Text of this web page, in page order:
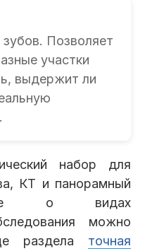
Позволяет
участки
выдержит ли
набор для
КТ и панорамный
о видах
можно
раздела точная